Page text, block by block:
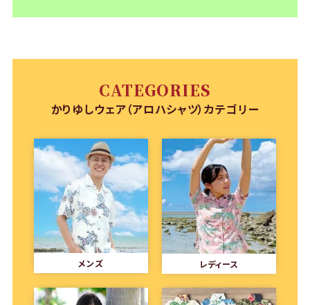
CATEGORIES
かりゆしウェア（アロハシャツ）カテゴリー
メンズ レディース